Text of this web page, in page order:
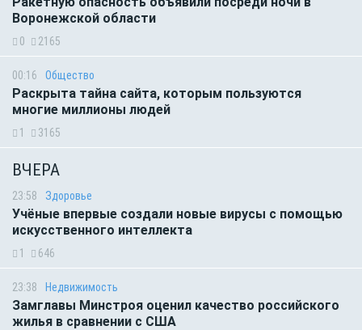
Воронежской области
0 2165
00:16 Общество
Раскрыта тайна сайта, которым пользуются
многие миллионы людей
1 3165
ВЧЕРА
23:58 Здоровье
Учёные впервые создали новые вирусы с помощью
искусственного интеллекта
1 646
23:38 Недвижимость
Замглавы Минстроя оценил качество российского
жилья в сравнении с США